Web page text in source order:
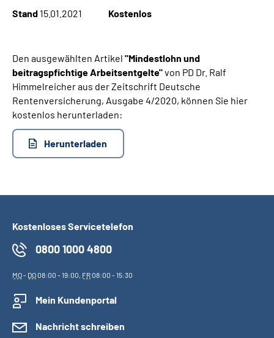
Online-Services
Language
Inhalte in Gebärdensprache (DGS)
Leichte Sprache
Mein Kundenportal
Stand 15.01.2021 Kostenlos
Den ausgewählten Artikel "Mindestlohn und
beitragspfichtige Arbeitsentgelte"von PD Dr. Ralf
Himmelreicher aus der Zeitschrift Deutsche
Rentenversicherung, Ausgabe 4/2020, können Sie hier
kostenlos herunterladen:
Herunterladen
Kostenloses Servicetelefon
0800 1000 4800
MO- DO08:00 - 19:00, FR08:00 - 15:30
Mein Kundenportal
Nachricht schreiben